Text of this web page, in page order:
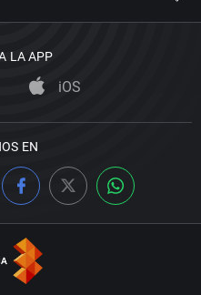
LA APP
iOS
EN